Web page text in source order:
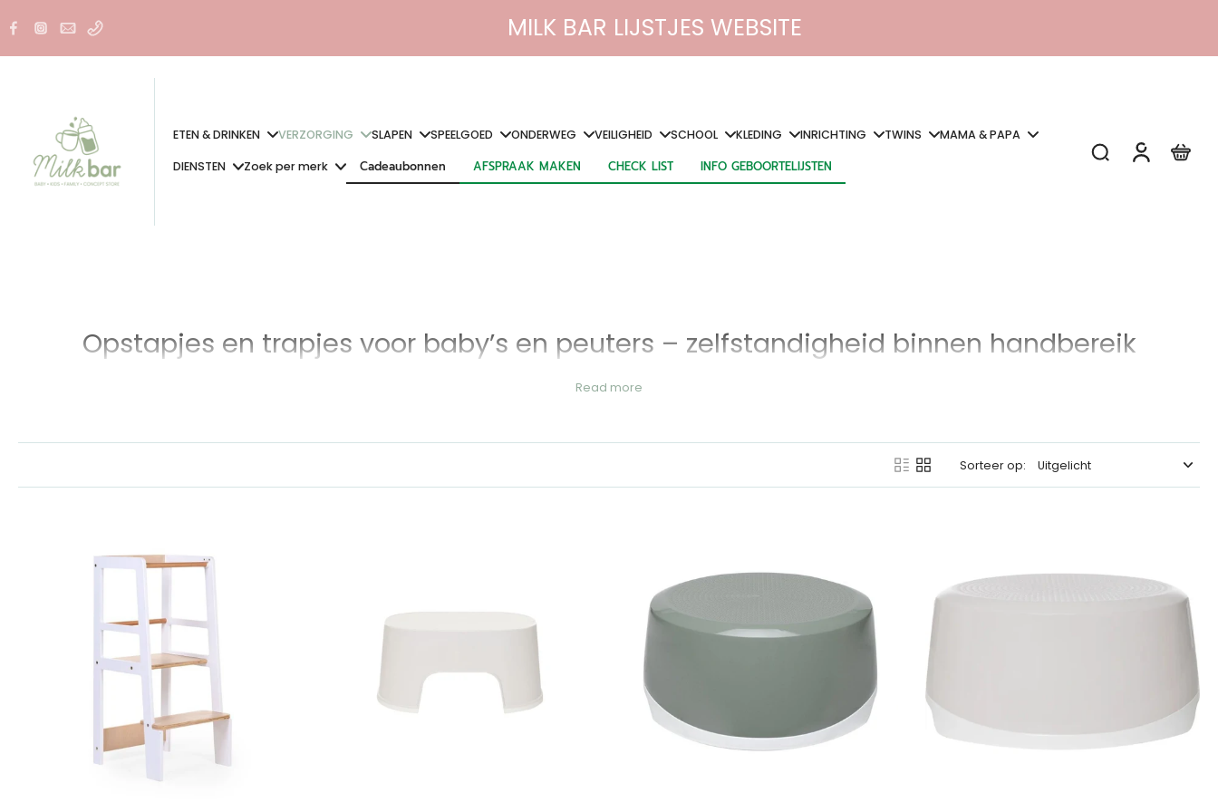
Doorgaan
naar
artikel
MILK BAR LIJSTJES WEBSITE
ETEN & DRINKEN VERZORGING SLAPEN SPEELGOED ONDERWEG VEILIGHEID SCHOOL KLEDING INRICHTING TWINS MAMA & PAPA
DIENSTEN Zoek per merk
Cadeaubonnen
Cadeaubonnen
AFSPRAAK MAKEN
AFSPRAAK MAKEN
CHECK LIST
CHECK LIST
INFO GEBOORTELIJSTEN
INFO GEBOORTELIJSTEN
Opstapjes en trapjes voor baby’s en peuters – zelfstandigheid binnen handbereik
is een eenvoudig maar onmisbaar hulpmiddel voor peuters. Het helpt kinderen net dat beetje hoger te komen bij de wastafel of het toilet, zodat ze hun handen kunnen wassen
of zelfstandig leren plassen. Zo stimuleer je de zelfstandigheid
Leertorens – extra stevig en multifunctioneel
Naast kleine opstapjes zijn er ook
, speciaal ontwikkeld volgens de Montessori-filosofie. Een leertoren is groter en steviger, zodat kinderen veilig op werkhoogte kunnen staan en actief kunnen
deelnemen in de keuken of bij de tafel.
Childhome leertoren
. Hierdoor is hij een stuk steviger dan een gewoon opstapje en gaat hij jarenlang mee. Perfect om samen te koken of spelenderwijs nieuwe
vaardigheden te leren.
Ette Tete leertoren is bijzonder veelzijdig. Hij kan gebruikt worden als klassiek opstapje, maar ook eenvoudig worden omgevormd tot
Read more
Sorteer op: